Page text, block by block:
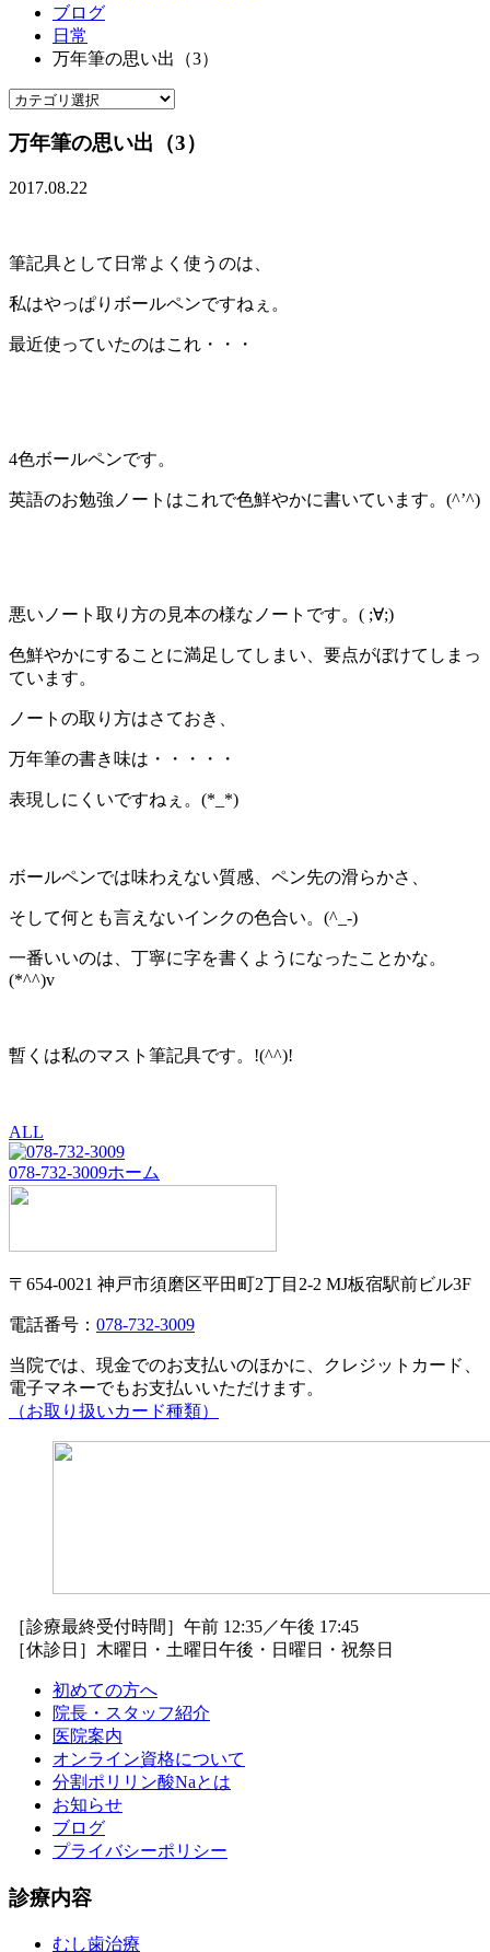
ブログ
日常
万年筆の思い出（3）
万年筆の思い出（3）
2017.08.22
筆記具として日常よく使うのは、
私はやっぱりボールペンですねぇ。
最近使っていたのはこれ・・・
4色ボールペンです。
英語のお勉強ノートはこれで色鮮やかに書いています。(^’^)
悪いノート取り方の見本の様なノートです。( ;∀;)
色鮮やかにすることに満足してしまい、要点がぼけてしまっ
ています。
ノートの取り方はさておき、
万年筆の書き味は・・・・・
表現しにくいですねぇ。(*_*)
ボールペンでは味わえない質感、ペン先の滑らかさ、
そして何とも言えないインクの色合い。(^_-)
一番いいのは、丁寧に字を書くようになったことかな。
(*^^)v
暫くは私のマスト筆記具です。!(^^)!
ALL
078-732-3009ホーム
〒654-0021 神戸市須磨区平田町2丁目2-2 MJ板宿駅前ビル3F
電話番号： 078-732-3009
当院では、現金でのお支払いのほかに、クレジットカード、
電子マネーでもお支払いいただけます。
（お取り扱いカード種類）
［診療最終受付時間］午前 12:35／午後 17:45
［休診日］木曜日・土曜日午後・日曜日・祝祭日
初めての方へ
院長・スタッフ紹介
医院案内
オンライン資格について
分割ポリリン酸Naとは
お知らせ
ブログ
プライバシーポリシー
診療内容
むし歯治療